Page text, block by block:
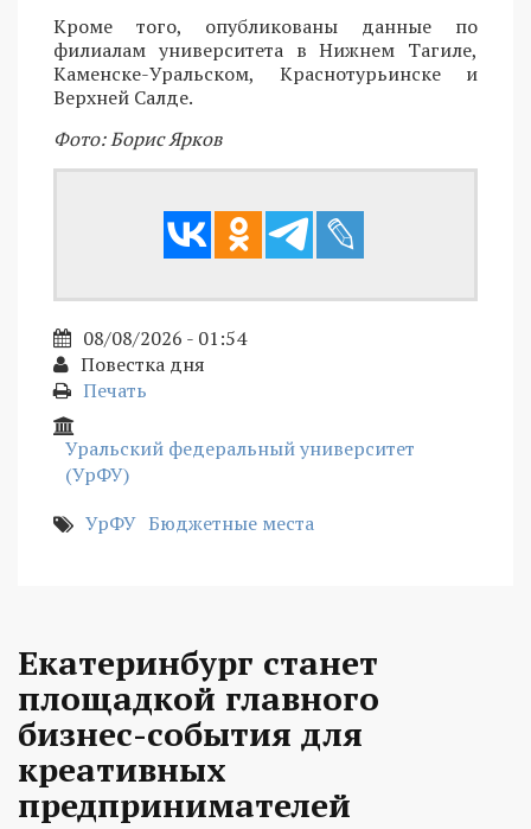
Кроме того, опубликованы данные по
филиалам университета в Нижнем Тагиле,
Каменске-Уральском, Краснотурьинске и
Верхней Салде.
Фото: Борис Ярков
08/08/2026 - 01:54
Повестка дня
Печать
Уральский федеральный университет
(УрФУ)
УрФУ Бюджетные места
Екатеринбург станет
площадкой главного
бизнес-события для
креативных
предпринимателей